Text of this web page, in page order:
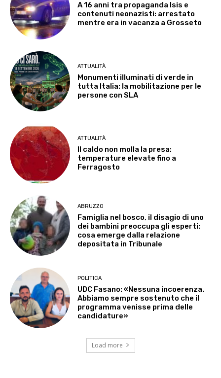
A 16 anni tra propaganda Isis e
contenuti neonazisti: arrestato
mentre era in vacanza a Grosseto
ATTUALITÀ
Monumenti illuminati di verde in
tutta Italia: la mobilitazione per le
persone con SLA
ATTUALITÀ
Il caldo non molla la presa:
temperature elevate fino a
Ferragosto
ABRUZZO
Famiglia nel bosco, il disagio di uno
dei bambini preoccupa gli esperti:
cosa emerge dalla relazione
depositata in Tribunale
POLITICA
UDC Fasano: «Nessuna incoerenza.
Abbiamo sempre sostenuto che il
programma venisse prima delle
candidature»
Load more